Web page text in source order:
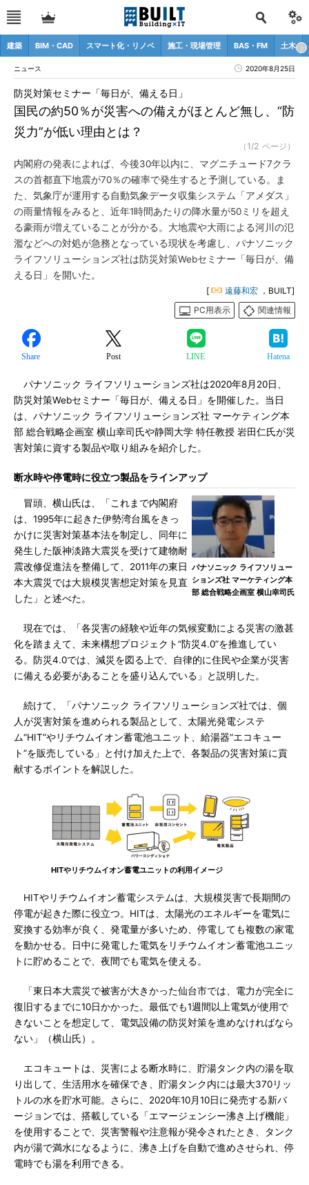
建築 BIM・CAD スマート化・リノベ 施工・現場管理 BAS・FM 土木
ニュース 2020年8月25日
国民の約50％が災害への備えがほとんど無し、“防
災力”が低い理由とは？
防災対策セミナー「毎日が、備える日」
（1/2 ページ）
内閣府の発表によれば、今後30年以内に、マグニチュード7クラ
スの首都直下地震が70％の確率で発生すると予測している。ま
た、気象庁が運用する自動気象データ収集システム「アメダス」
の雨量情報をみると、近年1時間あたりの降水量が50ミリを超え
る豪雨が増えていることが分かる。大地震や大雨による河川の氾
濫などへの対処が急務となっている現状を考慮し、パナソニック
ライフソリューションズ社は防災対策Webセミナー「毎日が、備
える日」を開いた。
[ 遠藤和宏 ，BUILT]
PC用表示
関連情報
Share Post LINE Hatena
パナソニック ライフソリューションズ社は2020年8月20日、
防災対策Webセミナー「毎日が、備える日」を開催した。当日
は、パナソニック ライフソリューションズ社 マーケティング本
部 総合戦略企画室 横山幸司氏や静岡大学 特任教授 岩田仁氏が災
害対策に資する製品や取り組みを紹介した。
断水時や停電時に役立つ製品をラインアップ
パナソニック ライフソリュー
ションズ社 マーケティング本
部 総合戦略企画室 横山幸司氏
冒頭、横山氏は、「これまで内閣府
は、1995年に起きた伊勢湾台風をきっ
かけに災害対策基本法を制定し、同年に
発生した阪神淡路大震災を受けて建物耐
震改修促進法を整備して、2011年の東日
本大震災では大規模災害想定対策を見直
した」と述べた。
現在では、「各災害の経験や近年の気候変動による災害の激甚
化を踏まえて、未来構想プロジェクト“防災4.0”を推進してい
る。防災4.0では、減災を図る上で、自律的に住民や企業が災害
に備える必要があることを盛り込んでいる」と説明した。
続けて、「パナソニック ライフソリューションズ社では、個
人が災害対策を進められる製品として、太陽光発電システ
ム“HIT”やリチウムイオン蓄電池ユニット、給湯器“エコキュー
ト”を販売している」と付け加えた上で、各製品の災害対策に貢
献するポイントを解説した。
HITやリチウムイオン蓄電ユニットの利用イメージ
HITやリチウムイオン蓄電システムは、大規模災害で長期間の
停電が起きた際に役立つ。HITは、太陽光のエネルギーを電気に
変換する効率が良く、発電量が多いため、停電しても複数の家電
を動かせる。日中に発電した電気をリチウムイオン蓄電池ユニッ
トに貯めることで、夜間でも電気を使える。
「東日本大震災で被害が大きかった仙台市では、電力が完全に
復旧するまでに10日かかった。最低でも1週間以上電気が使用で
きないことを想定して、電気設備の防災対策を進めなければなら
ない」（横山氏）。
エコキュートは、災害による断水時に、貯湯タンク内の湯を取
り出して、生活用水を確保でき、貯湯タンク内には最大370リッ
トルの水を貯水可能。さらに、2020年10月10日に発売する新バ
ージョンでは、搭載している「エマージェンシー沸き上げ機能」
を使用することで、災害警報や注意報が発令されたとき、タンク
内が湯で満水になるように、沸き上げを自動で進めさせられ、停
電時でも湯を利用できる。